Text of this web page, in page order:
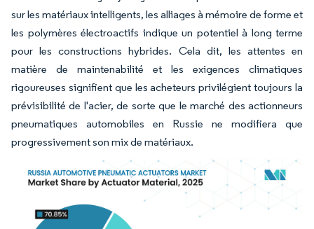
sur les matériaux intelligents, les alliages à mémoire de forme et
les polymères électroactifs indique un potentiel à long terme
pour les constructions hybrides. Cela dit, les attentes en
matière de maintenabilité et les exigences climatiques
rigoureuses signifient que les acheteurs privilégient toujours la
prévisibilité de l'acier, de sorte que le marché des actionneurs
pneumatiques automobiles en Russie ne modifiera que
progressivement son mix de matériaux.